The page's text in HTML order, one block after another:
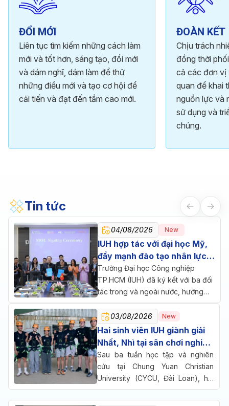
ĐỔI MỚI
Liên tục tìm kiếm những cách làm
mới và tốt hơn, sáng tạo, đổi mới
và dám nghĩ, dám làm để thử
những điều mới và tạo cơ hội để
cải tiến và đạt đến tầm cao mới.
ĐOÀN KẾT
Chịu trách
đồng thời
cả các đơn vị
quan để khai
nguồn lực và
sử dụng và
chúng.
Tin tức
04/08/2026 New
IUH hợp tác với đại học Mỹ,
đẩy mạnh đào tạo nhân lực
chăm sóc sức khỏe
Trường Đại học Công nghiệp
TP.HCM (IUH) đã ký kết với ba đối
tác trong và ngoài nước, hướng
đến một mục tiêu chung: đưa đào
tạo, nghiên cứu và doanh nghiệp
cùng ngồi lại giải bài toán nhân lực
cho ngành chăm sóc sức khỏe.
03/08/2026 New
Hai sinh viên IUH giành giải
Nhất, Nhì tại sân chơi nghiên
cứu quốc tế ở Đài Loan
Sau ba tuần học tập và nghiên
cứu tại Chung Yuan Christian
University (CYCU, Đài Loan), hai
sinh viên Trường Đại học Công
nghiệp TP.HCM (IUH) đã cùng